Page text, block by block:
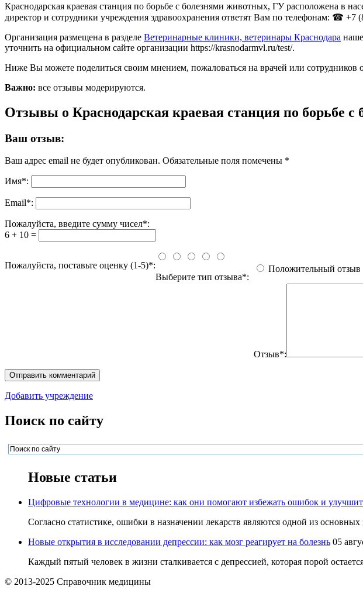
Краснодарская краевая станция по борьбе с болезнями животных, ГУ расположена в
директор и сотрудники учреждения здравоохранения ответят Вам по телефонам: ☎ +7
Организация размещена в разделе Ветеринарные клиники, ветеринары Краснодара
уточнить на официальном сайте организации https://krasnodarmvl.ru/test/.
Ниже Вы можете поделиться своим мнением, пожаловаться на врачей или сотрудников
Важно: все отзывы модерируются.
Отзывы о Краснодарская краевая станция по борьбе
Ваш отзыв:
Ваш адрес email не будет опубликован. Обязательные поля помечены *
Имя*:
Email*:
Пожалуйста, введите сумму чисел*:
6 + 10 =
Пожалуйста, поставьте оценку (1-5)*:
Выберите тип отзыва*:
Положительный отзыв
Отзыв*:
Добавить учреждение
Поиск по сайту
Новые статьи
Цифровые технологии в медицине: как они помогают избежать ошибок и
Согласно статистике, ошибки в назначении лекарств являются одной из
Новые открытия в исследовании депрессии: как мозг реагирует на болезнь 05
Каждый пятый человек в жизни сталкивается с депрессией, которая порой
© 2013-2025 Справочник медицины